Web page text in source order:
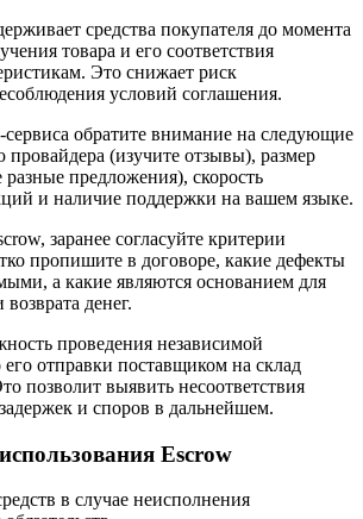
средства покупателя до момента
товара и его соответствия
Это снижает риск
условий соглашения.
обратите внимание на следующие
(изучите отзывы), размер
предложения), скорость
и наличие поддержки на вашем языке.
заранее согласуйте критерии
пропишите в договоре, какие дефекты
а какие являются основанием для
денег.
проведения независимой
отправки поставщиком на склад
позволит выявить несоответствия
и споров в дальнейшем.
Escrow
в случае неисполнения